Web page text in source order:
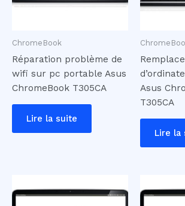
ChromeBook
Réparation problème de
wifi sur pc portable Asus
ChromeBook T305CA
Lire la suite
Asus
T305CA
Lire la